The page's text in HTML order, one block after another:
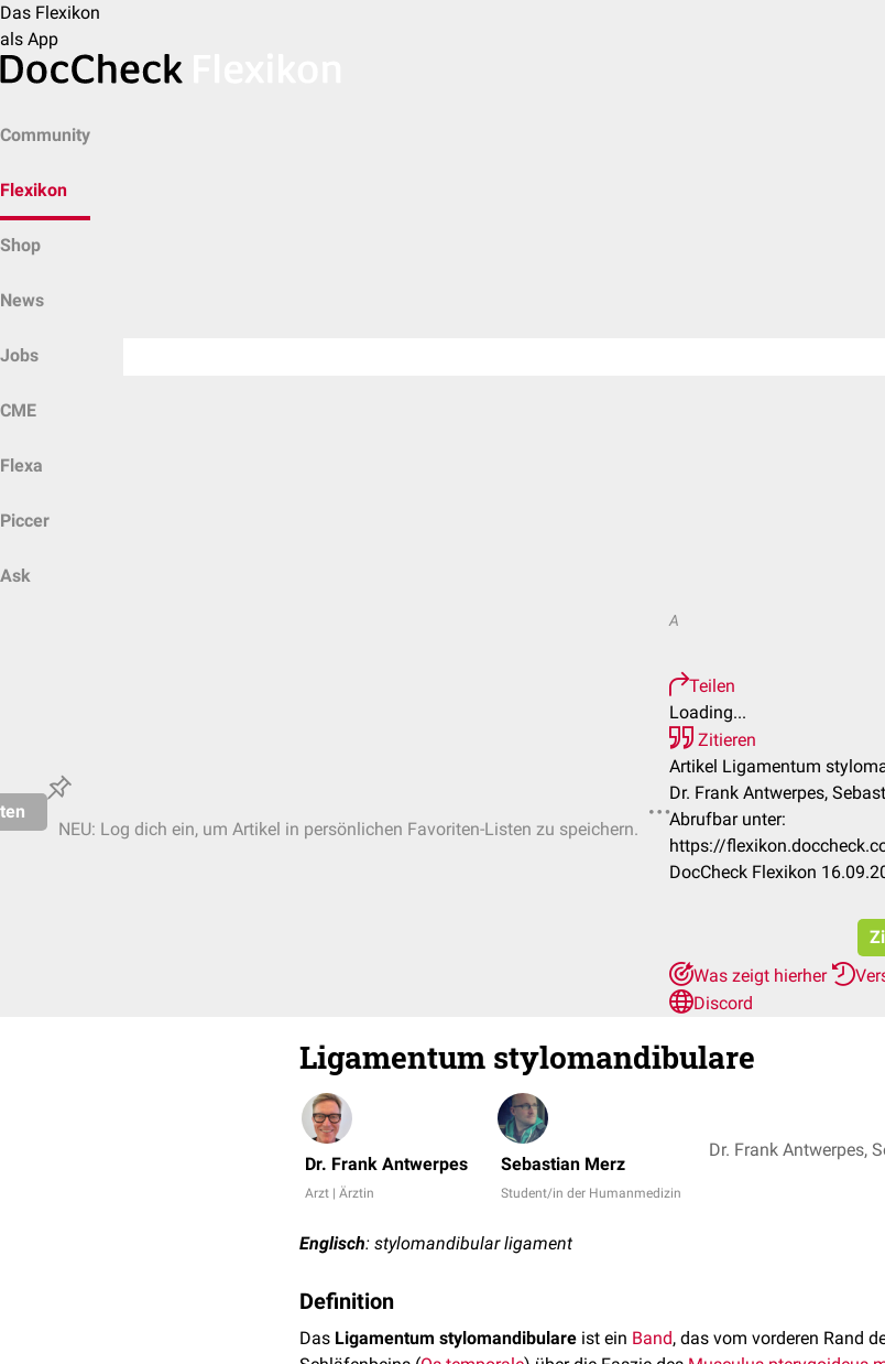
Das Flexikon
als App
Community
Flexikon
Shop
News
Jobs
CME
Flexa
Piccer
Ask
NEU: Log dich ein, um Artikel in persönlichen Favoriten-Listen zu speichern.
A
Teilen
Loading...
Zitieren
Artikel Ligamentum
Dr. Frank Antwerpes,
Abrufbar unter:
https://
DocCheck Flexikon
Was zeigt hierher
Discord
Ligamentum stylomandibulare
Dr. Frank Antwerpes
Arzt | Ärztin
Sebastian Merz
Student/in der Humanmedizin
Englisch: stylomandibular ligament
Definition
Das Ligamentum stylomandibulare ist ein Band, das vom vorderen Rand